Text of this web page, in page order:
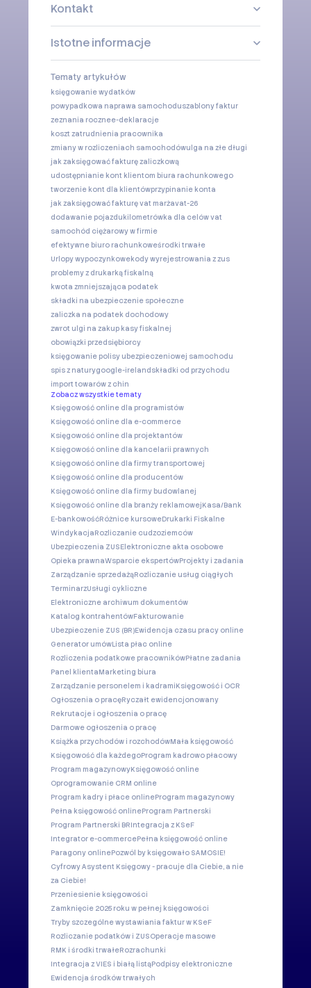
Kontakt
Istotne informacje
Tematy artykułów
księgowanie wydatków
powypadkowa naprawa samochoduszablony faktur
zeznania rocznee-deklaracje
koszt zatrudnienia pracownika
zmiany w rozliczeniach samochodówulga na złe długi
jak zaksięgować fakturę zaliczkową
udostępnianie kont klientom biura rachunkowego
tworzenie kont dla klientówprzypinanie konta
jak zaksięgować fakturę vat marżavat-26
dodawanie pojazdukilometrówka dla celów vat
samochód ciężarowy w firmie
efektywne biuro rachunkoweśrodki trwałe
Urlopy wypoczynkowekody wyrejestrowania z zus
problemy z drukarką fiskalną
kwota zmniejszająca podatek
składki na ubezpieczenie społeczne
zaliczka na podatek dochodowy
zwrot ulgi na zakup kasy fiskalnej
obowiązki przedsiębiorcy
księgowanie polisy ubezpieczeniowej samochodu
spis z naturygoogle-irelandskładki od przychodu
import towarów z chin
Zobacz wszystkie tematy
Księgowość online dla programistów
Księgowość online dla e-commerce
Księgowość online dla projektantów
Księgowość online dla kancelarii prawnych
Księgowość online dla firmy transportowej
Księgowość online dla producentów
Księgowość online dla firmy budowlanej
Księgowość online dla branży reklamowejKasa/Bank
E-bankowośćRóżnice kursoweDrukarki Fiskalne
WindykacjaRozliczanie cudzoziemców
Ubezpieczenia ZUSElektroniczne akta osobowe
Opieka prawnaWsparcie ekspertówProjekty i zadania
Zarządzanie sprzedażąRozliczanie usług ciągłych
TerminarzUsługi cykliczne
Elektroniczne archiwum dokumentów
Katalog kontrahentówFakturowanie
Ubezpieczenie ZUS (BR)Ewidencja czasu pracy online
Generator umówLista płac online
Rozliczenia podatkowe pracownikówPłatne zadania
Panel klientaMarketing biura
Zarządzanie personelem i kadramiKsięgowość i OCR
Ogłoszenia o pracęRyczałt ewidencjonowany
Rekrutacje i ogłoszenia o pracę
Darmowe ogłoszenia o pracę
Książka przychodów i rozchodówMała księgowość
Księgowość dla każdegoProgram kadrowo płacowy
Program magazynowyKsięgowość online
Oprogramowanie CRM online
Program kadry i płace onlineProgram magazynowy
Pełna księgowość onlineProgram Partnerski
Program Partnerski BRIntegracja z KSeF
Integrator e-commercePełna księgowość online
Paragony onlinePozwól by księgowało SAMOSIE!
Cyfrowy Asystent Księgowy - pracuje dla Ciebie, a nie
za Ciebie!
Przeniesienie księgowości
Zamknięcie 2025 roku w pełnej księgowości
Tryby szczególne wystawiania faktur w KSeF
Rozliczanie podatków i ZUSOperacje masowe
RMK i środki trwałeRozrachunki
Integracja z VIES i białą listąPodpisy elektroniczne
Ewidencja środków trwałych